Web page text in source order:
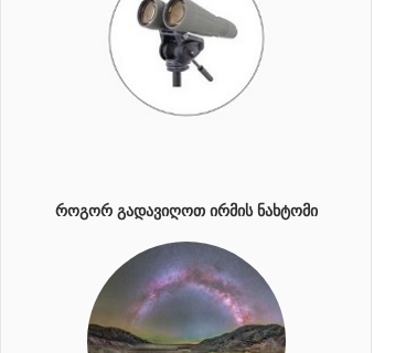
ᲠᲝᲒᲝᲠ ᲒᲐᲓᲐᲕᲘᲦᲝᲗ ᲘᲠᲛᲘᲡ ᲜᲐᲮᲢᲝᲛᲘ